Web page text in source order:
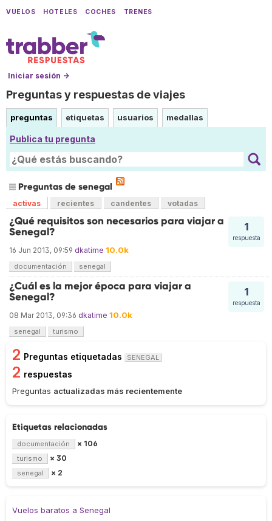
VUELOS HOTELES COCHES TRENES
Iniciar sesión →
Preguntas y respuestas de viajes
preguntas etiquetas usuarios medallas
Publica tu pregunta
Preguntas de senegal
activas recientes candentes votadas
1
respuesta
¿Qué requisitos son necesarios para viajar a
Senegal?
16 Jun 2013, 09:59 dkatime 10.0k
documentación senegal
1
respuesta
¿Cuál es la mejor época para viajar a
Senegal?
08 Mar 2013, 09:36 dkatime 10.0k
senegal turismo
2 Preguntas etiquetadas SENEGAL
2 respuestas
Preguntas actualizadas más recientemente
Etiquetas relacionadas
documentación × 106
turismo × 30
senegal × 2
Vuelos baratos a Senegal